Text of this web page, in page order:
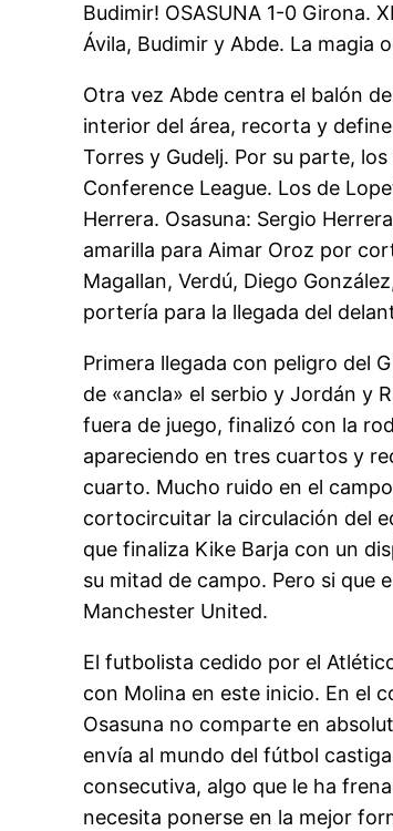
Budimir! OSASUNA 1-0 Girona.
Ávila, Budimir y Abde. La magia
Otra vez Abde centra el balón
interior del área, recorta y
Torres y Gudelj. Por su parte,
Conference League. Los de
Herrera. Osasuna: Sergio
amarilla para Aimar Oroz por
Magallan, Verdú, Diego
portería para la llegada del
Primera llegada con peligro del
de «ancla» el serbio y Jordán y
fuera de juego, finalizó con la
apareciendo en tres cuartos y
cuarto. Mucho ruido en el
cortocircuitar la circulación del
que finaliza Kike Barja con un
su mitad de campo. Pero si que
Manchester United.
El futbolista cedido por el
con Molina en este inicio. En el
Osasuna no comparte en
envía al mundo del fútbol
consecutiva, algo que le ha
necesita ponerse en la mejor